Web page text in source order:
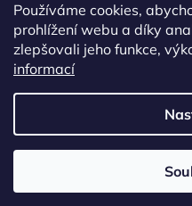
Používáme cookies,
prohlížení webu a díky
zlepšovali jeho funkce,
informací
Nakupujte na Diamondi
Diamondi.
Westlogic s.r.o.,